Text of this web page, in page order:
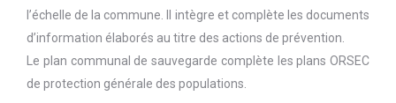
l’échelle de la commune. Il intègre et complète les documents
d’information élaborés au titre des actions de prévention.
Le plan communal de sauvegarde complète les plans ORSEC
de protection générale des populations.